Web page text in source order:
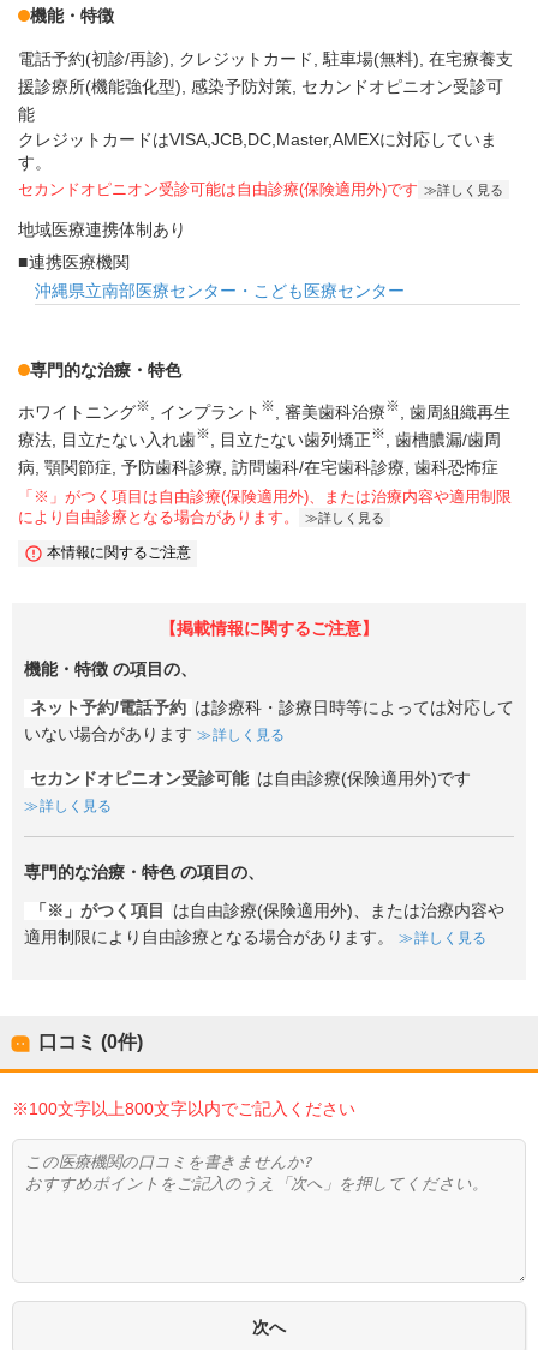
機能・特徴
電話予約(初診/再診) クレジットカード 駐車場(無料) 在宅療養支
援診療所(機能強化型) 感染予防対策 セカンドオピニオン受診可
能
クレジットカードはVISA,JCB,DC,Master,AMEXに対応していま
す。
セカンドオピニオン受診可能は自由診療(保険適用外)です 詳しく見る
地域医療連携体制あり
連携医療機関
沖縄県立南部医療センター・こども医療センター
専門的な治療・特色
ホワイトニング※ インプラント ※ 審美歯科治療※
歯周組織再生
療法
目立たない入れ歯※ 目立たない歯列矯正※
歯槽膿漏/歯周
病 顎関節症 予防歯科診療 訪問歯科/在宅歯科診療 歯科恐怖症
「※」がつく項目は自由診療(保険適用外)、または治療内容や適用制限
により自由診療となる場合があります。
詳しく見る
本情報に関するご注意
【掲載情報に関するご注意】
機能・特徴 の項目の、
ネット予約/電話予約 は診療科・診療日時等によっては対応して
いない場合があります
詳しく見る
セカンドオピニオン受診可能 は自由診療(保険適用外)です
詳しく見る
専門的な治療・特色の項目の、
「※」がつく項目
は自由診療(保険適用外)、または治療内容や
適用制限により自由診療となる場合があります。
詳しく見る
口コミ (0件)
※100文字以上800文字以内でご記入ください